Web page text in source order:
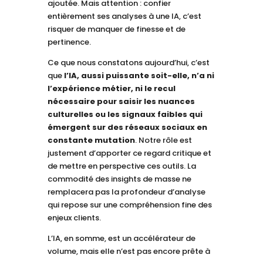
ajoutée. Mais attention : confier
entièrement ses analyses à une IA, c’est
risquer de manquer de finesse et de
pertinence.
Ce que nous constatons aujourd’hui, c’est
que l’IA, aussi puissante soit-elle, n’a ni
l’expérience métier, ni le recul
nécessaire pour saisir les nuances
culturelles ou les signaux faibles qui
émergent sur des réseaux sociaux en
constante mutation. Notre rôle est
justement d’apporter ce regard critique et
de mettre en perspective ces outils. La
commodité des insights de masse ne
remplacera pas la profondeur d’analyse
qui repose sur une compréhension fine des
enjeux clients.
L’IA, en somme, est un accélérateur de
volume, mais elle n’est pas encore prête à